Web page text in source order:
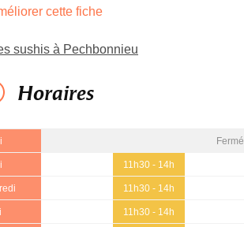
cette fiche
sushis à Pechbonnieu
Horaires
Fermé
11h30 - 14h
11h30 - 14h
11h30 - 14h